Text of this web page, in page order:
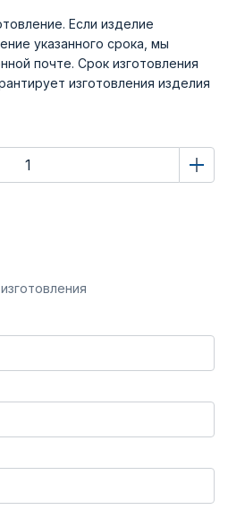
Если изделие
указанного срока, мы
почте. Срок изготовления
изготовления изделия